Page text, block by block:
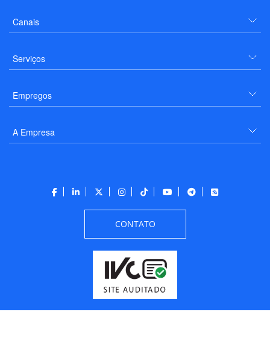
Canais
Serviços
Empregos
A Empresa
CONTATO